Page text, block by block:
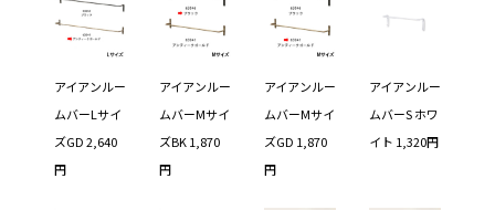
アイアンルー
ムバーLサイ
ズGD 2,640
円
アイアンルー
ムバーMサイ
ズBK 1,870
円
アイアンルー
ムバーMサイ
ズGD 1,870
円
アイアンルー
ムバーS ホワ
イト 1,320円